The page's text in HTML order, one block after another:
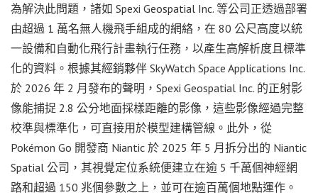
為解決此問題，諸如 Spexi Geospatial Inc. 等公司正透過部署
由超過 1 萬名無人機飛手組成的網絡，在 80 公尺高度以統
一設備和自動化飛行計畫執行任務，以產生高解析度且標準
化的資料。根據其經銷夥伴 SkyWatch Space Applications Inc.
於 2026 年 2 月發布的聲明，Spexi Geospatial Inc. 的正射影
像能捕捉 2.8 公分地面採樣距離的影像，這些影像經過完整
校準與標準化，可直接用於模型建構管線。此外，從
Pokémon Go 開發商 Niantic 於 2025 年 5 月拆分出的 Niantic
Spatial 公司，其視覺定位系統便建立在逾 5 千萬個神經網
路和超過 150 兆個參數之上，並可在逾百萬個地點運作。